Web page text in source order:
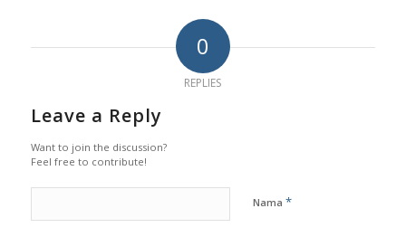
0
REPLIES
Leave a Reply
Want to join the discussion?
Feel free to contribute!
Nama *